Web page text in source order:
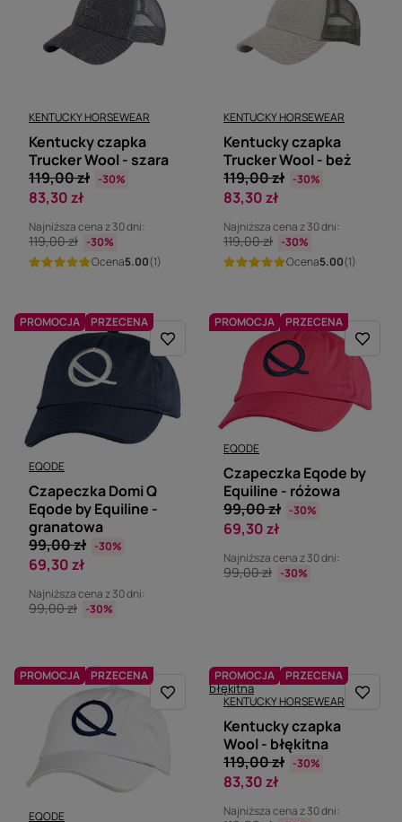
KENTUCKY HORSEWEAR
Kentucky czapka
Trucker Wool - szara
83,30 zł
Najniższa cena z 30 dni:
119,00 zł -30%
119,00 zł -30%
Ocena5.00(1)
KENTUCKY HORSEWEAR
Kentucky czapka
Trucker Wool - beż
83,30 zł
Najniższa cena z 30 dni:
119,00 zł -30%
119,00 zł -30%
Ocena5.00(1)
PROMOCJA PRZECENA
EQODE
Czapeczka Domi Q
Eqode by Equiline -
granatowa
69,30 zł
Najniższa cena z 30 dni:
99,00 zł -30%
99,00 zł -30%
PROMOCJA PRZECENA
EQODE
Czapeczka Eqode by
Equiline - różowa
69,30 zł
Najniższa cena z 30 dni:
99,00 zł -30%
99,00 zł -30%
PROMOCJA PRZECENA
EQODE
PROMOCJA
PRZECENA
KENTUCKY HORSEWEAR
Kentucky czapka
Wool - błękitna
83,30 zł
Najniższa cena z 30 dni:
119,00 zł -30%